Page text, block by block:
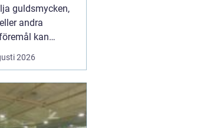
guldsmycken,
andra
kan
både lockande
på samma
är värda mer
metallvärdet, hur
går till och
2026